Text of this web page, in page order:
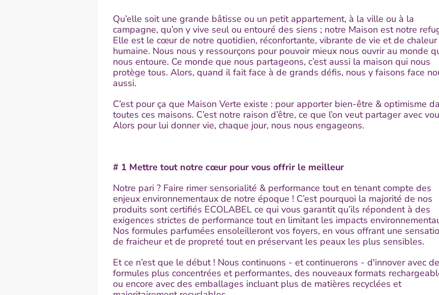
Qu’elle soit une grande bâtisse ou un petit appartement, à la ville ou à la
campagne, qu’on y vive seul ou entouré des siens ; notre Maison est notre
Elle est le cœur de notre quotidien, réconfortante, vibrante de vie et de chaleur
humaine. Nous nous y ressourçons pour pouvoir mieux nous ouvrir au monde
nous entoure. Ce monde que nous partageons, c’est aussi la maison qui nous
protège tous. Alors, quand il fait face à de grands défis, nous y faisons face
aussi.
C’est pour ça que Maison Verte existe : pour apporter bien-être & optimisme
toutes ces maisons. C’est notre raison d’être, ce que l’on veut partager avec
Alors pour lui donner vie, chaque jour, nous nous engageons.
# 1 Mettre tout notre cœur pour vous offrir le meilleur
Notre pari ? Faire rimer sensorialité & performance tout en tenant compte des
enjeux environnementaux de notre époque ! C’est pourquoi la majorité de nos
produits sont certifiés ECOLABEL ce qui vous garantit qu’ils répondent à des
exigences strictes de performance tout en limitant les impacts
Nos formules parfumées ensoleilleront vos foyers, en vous offrant une
de fraicheur et de propreté tout en préservant les peaux les plus sensibles.
Et ce n’est que le début ! Nous continuons - et continuerons - d'innover avec
formules plus concentrées et performantes, des nouveaux formats
ou encore avec des emballages incluant plus de matières recyclées et